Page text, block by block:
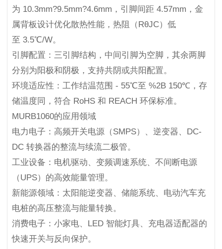
为 10.3mm?9.5mm?4.6mm，引脚间距 4.57mm，金
属背板设计优化散热性能，热阻（RθJC）低
至 3.5℃/W。
引脚配置：三引脚结构，中间引脚为空脚，其余两脚
分别为阳极和阴极，支持共阴或共阳配置。
环境适应性：工作结温范围 - 55℃至 %2B 150℃，存
储温度同，符合 RoHS 和 REACH 环保标准。
MURB1060的应用领域
电力电子：高频开关电源（SMPS）、逆变器、DC-
DC 转换器的整流与续流二极管。
工业设备：电机驱动、变频调速系统、不间断电源
（UPS）的高效能量管理。
新能源领域：太阳能逆变器、储能系统、电动汽车充
电桩的高压整流与能量转换。
消费电子：小家电、LED 智能灯具、充电器适配器的
快速开关与反向保护。